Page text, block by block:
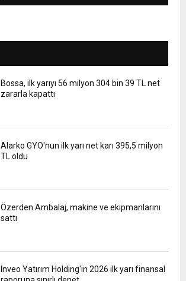
Bossa, ilk yarıyı 56 milyon 304 bin 39 TL net
zararla kapattı
Alarko GYO'nun ilk yarı net karı 395,5 milyon
TL oldu
Özerden Ambalaj, makine ve ekipmanlarını
sattı
Inveo Yatırım Holding'in 2026 ilk yarı finansal